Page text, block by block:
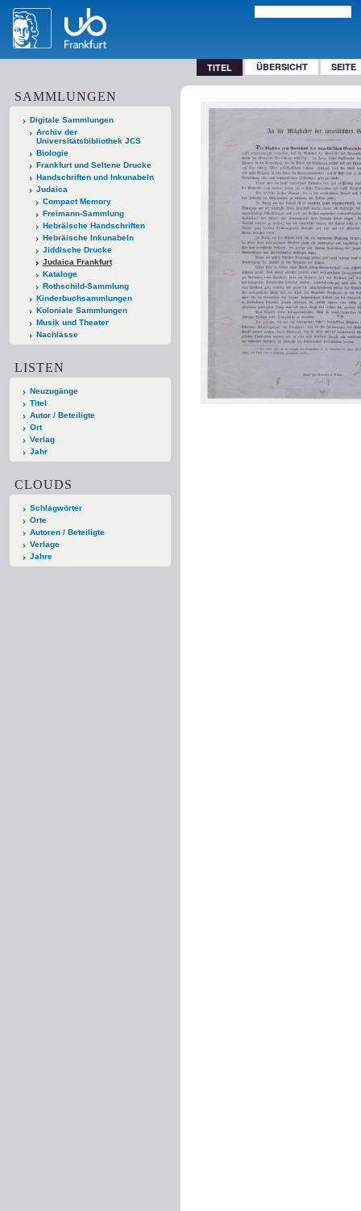
TITEL ÜBERSICHT SEITE
SAMMLUNGEN
Digitale Sammlungen
Archiv der
Universitätsbibliothek JCS
Biologie
Frankfurt und Seltene Drucke
Handschriften und Inkunabeln
Judaica
Compact Memory
Freimann-Sammlung
Hebräische Handschriften
Hebräische Inkunabeln
Jiddische Drucke
Judaica Frankfurt
Kataloge
Rothschild-Sammlung
Kinderbuchsammlungen
Koloniale Sammlungen
Musik und Theater
Nachlässe
LISTEN
Neuzugänge
Titel
Autor / Beteiligte
Ort
Verlag
Jahr
CLOUDS
Schlagwörter
Orte
Autoren / Beteiligte
Verlage
Jahre